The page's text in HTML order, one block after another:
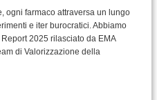
ogni farmaco attraversa un lungo
e iter burocratici. Abbiamo
2025 rilasciato da EMA
di Valorizzazione della